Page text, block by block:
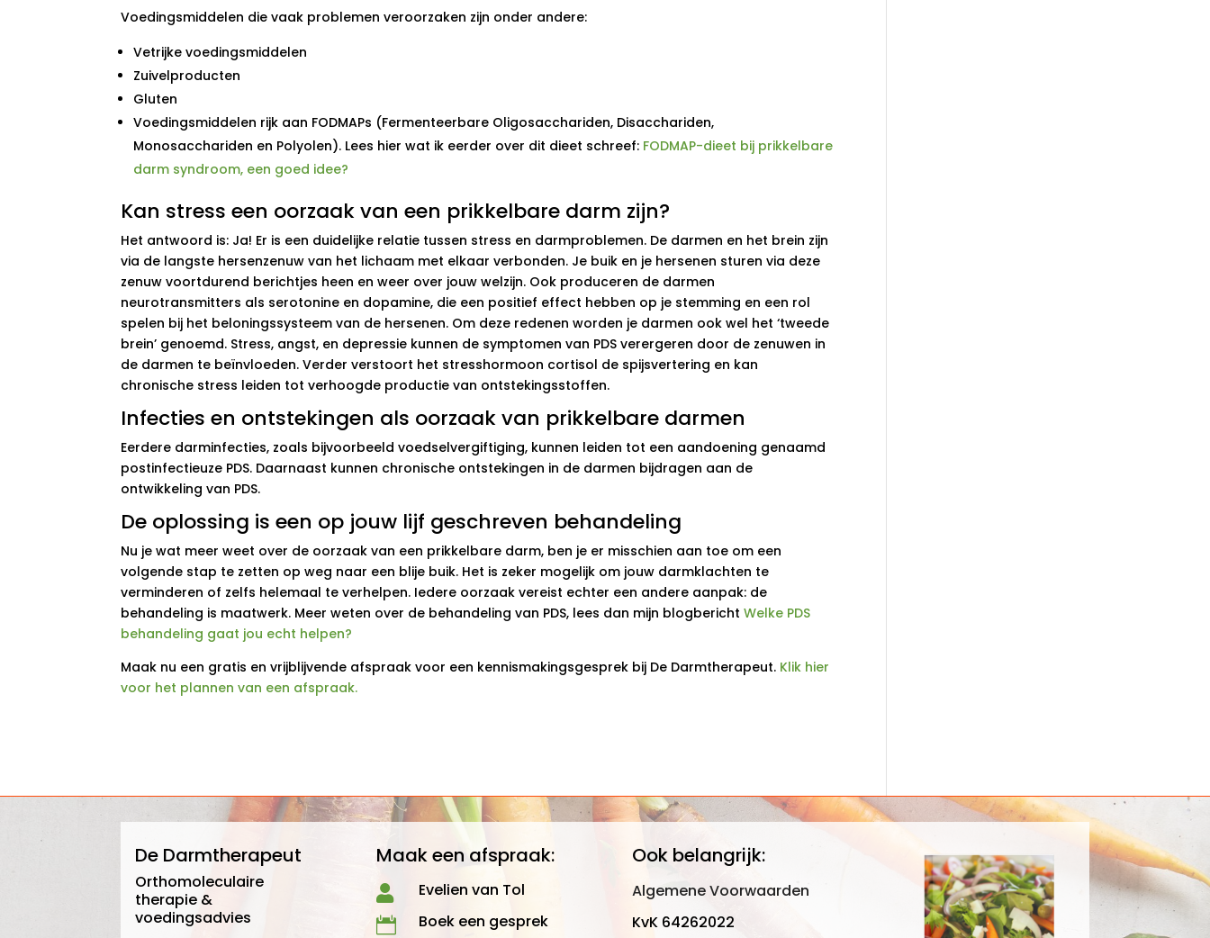
Voedingsmiddelen die vaak problemen veroorzaken zijn onder andere:
Vetrijke voedingsmiddelen
Zuivelproducten
Gluten
Voedingsmiddelen rijk aan FODMAPs (Fermenteerbare Oligosacchariden, Disacchariden,
Monosacchariden en Polyolen). Lees hier wat ik eerder over dit dieet schreef: FODMAP-dieet bij prikkelbare
darm syndroom, een goed idee?
Kan stress een oorzaak van een prikkelbare darm zijn?
Het antwoord is: Ja! Er is een duidelijke relatie tussen stress en darmproblemen. De darmen en het brein zijn
via de langste hersenzenuw van het lichaam met elkaar verbonden. Je buik en je hersenen sturen via deze
zenuw voortdurend berichtjes heen en weer over jouw welzijn. Ook produceren de darmen
neurotransmitters als serotonine en dopamine, die een positief effect hebben op je stemming en een rol
spelen bij het beloningssysteem van de hersenen. Om deze redenen worden je darmen ook wel het ‘tweede
brein’ genoemd. Stress, angst, en depressie kunnen de symptomen van PDS verergeren door de zenuwen in
de darmen te beïnvloeden. Verder verstoort het stresshormoon cortisol de spijsvertering en kan
chronische stress leiden tot verhoogde productie van ontstekingsstoffen.
Infecties en ontstekingen als oorzaak van prikkelbare darmen
Eerdere darminfecties, zoals bijvoorbeeld voedselvergiftiging, kunnen leiden tot een aandoening genaamd
postinfectieuze PDS. Daarnaast kunnen chronische ontstekingen in de darmen bijdragen aan de
ontwikkeling van PDS.
De oplossing is een op jouw lijf geschreven behandeling
Nu je wat meer weet over de oorzaak van een prikkelbare darm, ben je er misschien aan toe om een
volgende stap te zetten op weg naar een blije buik. Het is zeker mogelijk om jouw darmklachten te
verminderen of zelfs helemaal te verhelpen. Iedere oorzaak vereist echter een andere aanpak: de
behandeling is maatwerk. Meer weten over de behandeling van PDS, lees dan mijn blogberichtWelke PDS
behandeling gaat jou echt helpen?
Maak nu een gratis en vrijblijvende afspraak voor een kennismakingsgesprek bij De Darmtherapeut. Klik hier
voor het plannen van een afspraak.
De Darmtherapeut
Orthomoleculaire
therapie &
voedingsadvies
Maak een afspraak:
 Evelien van Tol
 Boek een gesprek
Ook belangrijk:
Algemene Voorwaarden
KvK 64262022